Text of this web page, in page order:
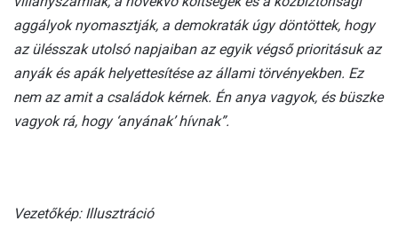
aggályok nyomasztják, a demokraták úgy döntöttek, hogy
az ülésszak utolsó napjaiban az egyik végső prioritásuk az
anyák és apák helyettesítése az állami törvényekben. Ez
nem az amit a családok kérnek. Én anya vagyok, és büszke
vagyok rá, hogy ‘anyának’ hívnak”.
Vezetőkép: Illusztráció